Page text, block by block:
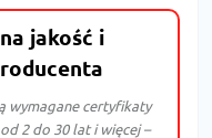
jakość i
wymagane certyfikaty
2 do 30 lat i więcej –